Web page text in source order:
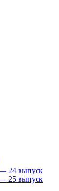
— 24 выпуск
— 25 выпуск